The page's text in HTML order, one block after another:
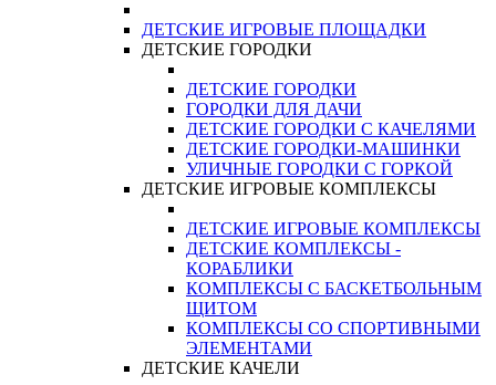
ДЕТСКИЕ ИГРОВЫЕ ПЛОЩАДКИ
ДЕТСКИЕ ГОРОДКИ
ДЕТСКИЕ ГОРОДКИ
ГОРОДКИ ДЛЯ ДАЧИ
ДЕТСКИЕ ГОРОДКИ С КАЧЕЛЯМИ
ДЕТСКИЕ ГОРОДКИ-МАШИНКИ
УЛИЧНЫЕ ГОРОДКИ С ГОРКОЙ
ДЕТСКИЕ ИГРОВЫЕ КОМПЛЕКСЫ
ДЕТСКИЕ ИГРОВЫЕ КОМПЛЕКСЫ
ДЕТСКИЕ КОМПЛЕКСЫ -
КОРАБЛИКИ
КОМПЛЕКСЫ С БАСКЕТБОЛЬНЫМ
ЩИТОМ
КОМПЛЕКСЫ СО СПОРТИВНЫМИ
ЭЛЕМЕНТАМИ
ДЕТСКИЕ КАЧЕЛИ